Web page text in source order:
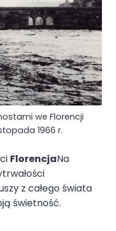
we Florencji
1966 r.
FlorencjaNa
z całego świata
świetność.